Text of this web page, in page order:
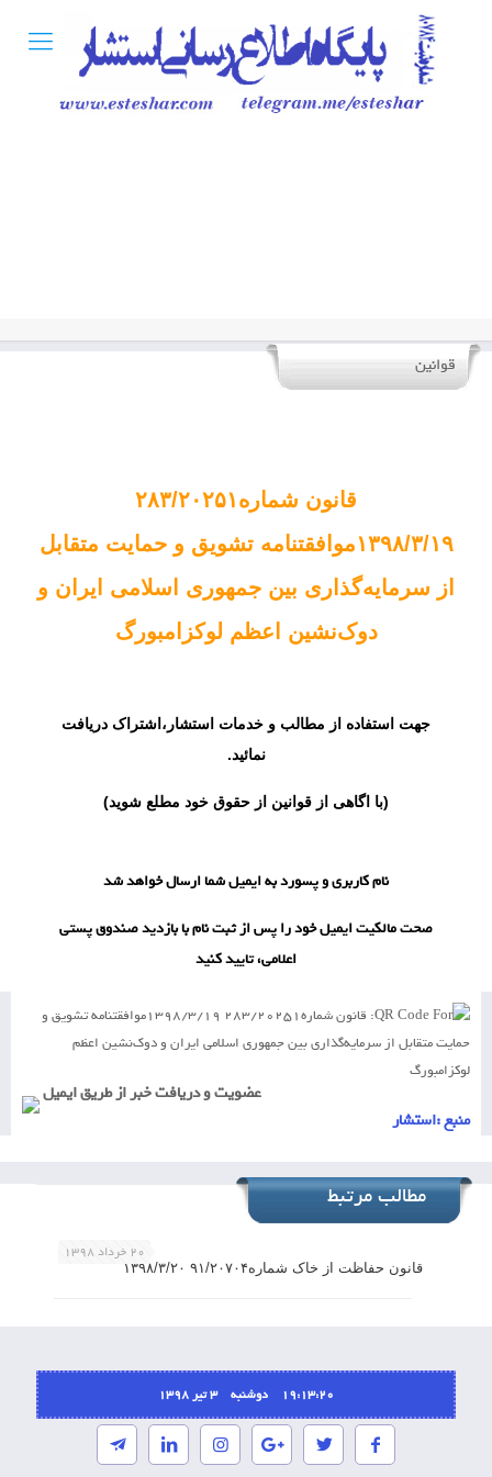
قوانین
قانون شماره۲۸۳/۲۰۲۵۱
۱۳۹۸/۳/۱۹موافقتنامه تشویق و حمایت متقابل
از سرمایه‌گذاری بین جمهوری اسلامی ایران و
دوک‌نشین اعظم لوکزامبورگ
جهت استفاده از مطالب و خدمات استشار، اشتراک دریافت
نمائید.
(با اگاهی از قوانین از حقوق خود مطلع شوید)
نام کاربری و پسورد به ایمیل شما ارسال خواهد شد
صحت مالکیت ایمیل خود را پس از ثبت نام با بازدید صندوق پستی
اعلامی، تایید کنید
منبع :استشار
مطالب مرتبط
۲۰ خرداد ۱۳۹۸
قانون حفاظت از خاک شماره۹۱/۲۰۷۰۴ ۱۳۹۸/۳/۲۰
19:13:20 دوشنبه ۳ تیر ۱۳۹۸